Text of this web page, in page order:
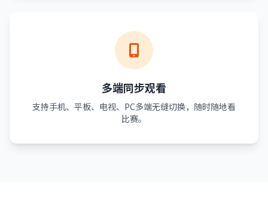
多端同步观看
支持手机、平板、电视、PC多端无缝切换，随时随地看
比赛。